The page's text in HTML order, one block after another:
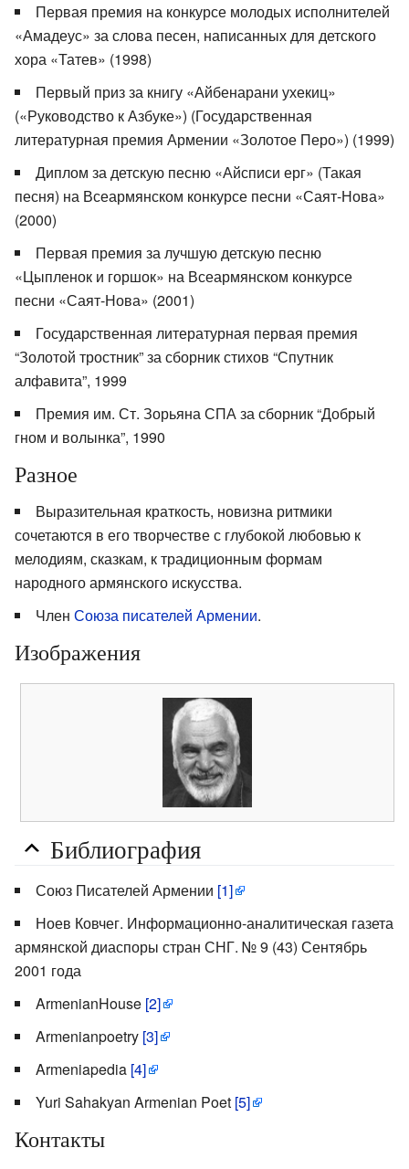
Первая премия на конкурсе молодых исполнителей
«Амадеус» за слова песен, написанных для детского
хора «Татев» (1998)
Первый приз за книгу «Айбенарани ухекиц»
(«Руководство к Азбуке») (Государственная
литературная премия Армении «Золотое Перо») (1999)
Диплом за детскую песню «Айсписи ерг» (Такая
песня) на Всеармянском конкурсе песни «Саят-Нова»
(2000)
Первая премия за лучшую детскую песню
«Цыпленок и горшок» на Всеармянском конкурсе
песни «Саят-Нова» (2001)
Государственная литературная первая премия
“Золотой тростник” за сборник стихов “Спутник
алфавита”, 1999
Премия им. Ст. Зорьяна СПА за сборник “Добрый
гном и волынка”, 1990
Разное
Выразительная краткость, новизна ритмики
сочетаются в его творчестве с глубокой любовью к
мелодиям, сказкам, к традиционным формам
народного армянского искусства.
Член Союза писателей Армении.
Изображения
Библиография
Союз Писателей Армении [1]
Ноев Ковчег. Информационно-аналитическая газета
армянской диаспоры стран СНГ. № 9 (43) Сентябрь
2001 года
ArmenianHouse [2]
Armenianpoetry [3]
Armeniapedia [4]
Yuri Sahakyan Armenian Poet [5]
Контакты